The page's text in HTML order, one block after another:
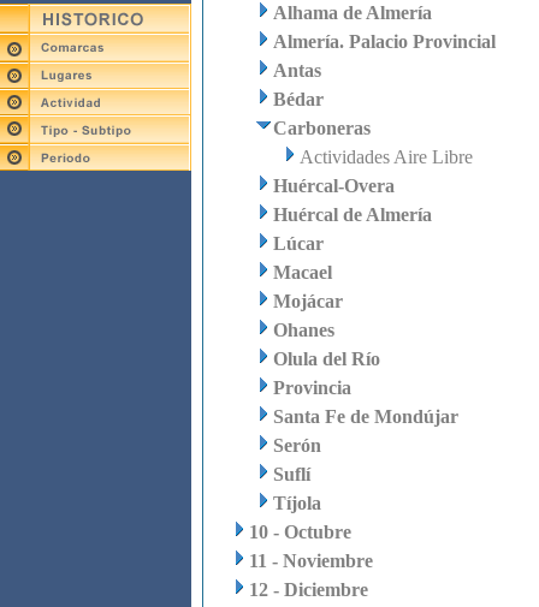
Alhama de Almería
Almería. Palacio Provincial
Antas
Bédar
Carboneras
Actividades Aire Libre
Huércal-Overa
Huércal de Almería
Lúcar
Macael
Mojácar
Ohanes
Olula del Río
Provincia
Santa Fe de Mondújar
Serón
Suflí
Tíjola
10 - Octubre
11 - Noviembre
12 - Diciembre